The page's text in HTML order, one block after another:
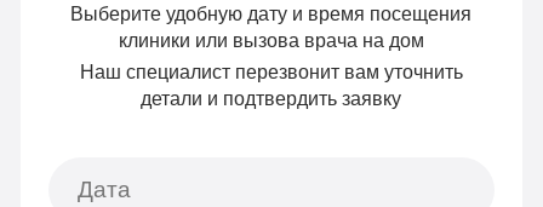
Выберите удобную дату и время посещения
клиники или вызова врача на дом
Наш специалист перезвонит вам уточнить
детали и подтвердить заявку